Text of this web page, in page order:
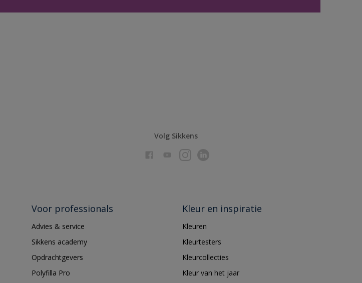
Volg Sikkens
Voor professionals
Advies & service
Sikkens academy
Opdrachtgevers
Polyfilla Pro
Kleur en inspiratie
Kleuren
Kleurtesters
Kleurcollecties
Kleur van het jaar